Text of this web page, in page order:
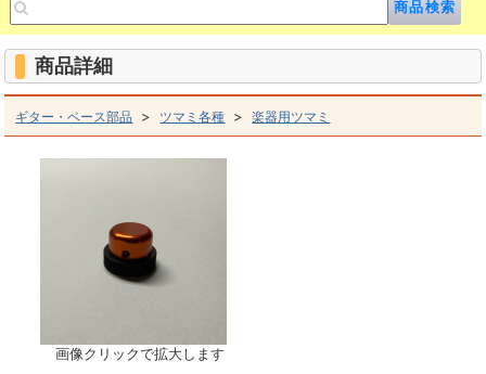
商品詳細
ギター・ベース部品 > ツマミ各種 >楽器用ツマミ
画像クリックで拡大します